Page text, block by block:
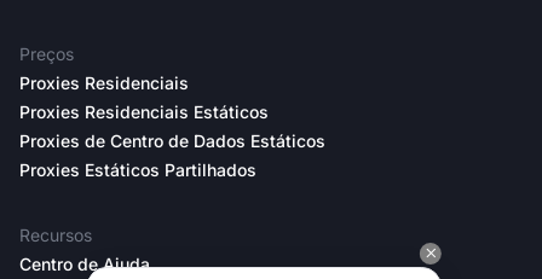
Preços
Proxies Residenciais
Proxies Residenciais Estáticos
Proxies de Centro de Dados Estáticos
Proxies Estáticos Partilhados
Recursos
Centro de Ajuda